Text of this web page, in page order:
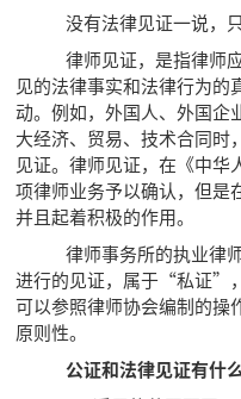
没有法律见证一说，只
律师见证，是指律师应
见的法律事实和法律行为的
动。例如，外国人、外国企
大经济、贸易、技术合同时
见证。律师见证，在《中华
项律师业务予以确认，但是
并且起着积极的作用。
律师事务所的执业律师
进行的见证，属于“私证”
可以参照律师协会编制的操
原则性。
公证和法律见证有什么